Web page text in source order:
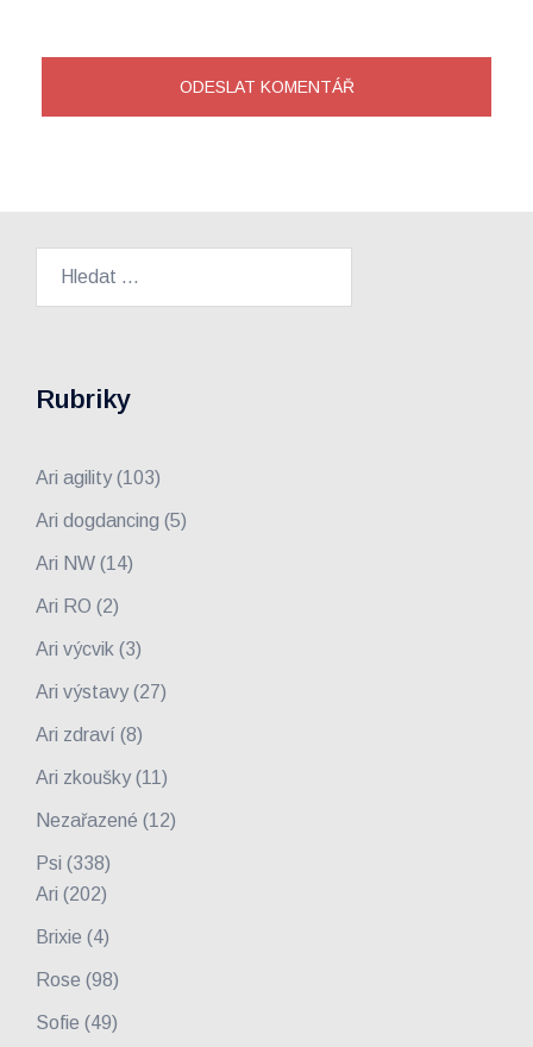
Rubriky
Ari agility(103)
Ari dogdancing (5)
Ari NW (14)
Ari RO (2)
Ari výcvik (3)
Ari výstavy(27)
Ari zdraví (8)
Ari zkoušky(11)
Nezařazené (12)
Psi (338)
Ari (202)
Brixie (4)
Rose (98)
Sofie (49)